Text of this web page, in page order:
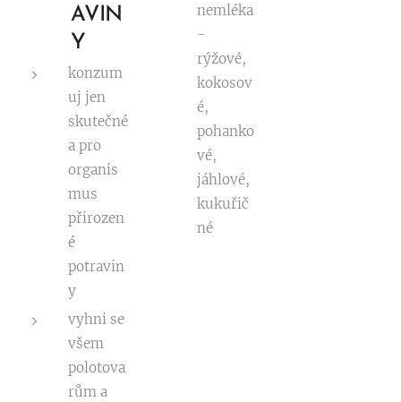
AVIN
Y
konzum
uj jen
skutečné
a pro
organis
mus
přirozen
é
potravin
y
vyhni se
všem
polotova
rům a
nemléka
-
rýžové,
kokosov
é,
pohanko
vé,
jáhlové,
kukuřič
né